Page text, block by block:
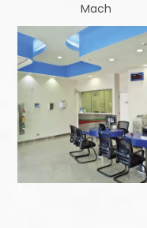
Mach